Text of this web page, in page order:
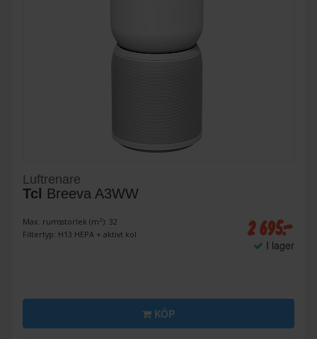
Luftrenare
Tcl Breeva A3WW
Max. rumsstorlek (m²): 32
Filtertyp: H13 HEPA + aktivt kol
2 695:-
I lager
KÖP